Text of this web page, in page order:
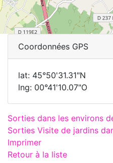
Coordonnées GPS
lat: 45°50'31.31"N
lng: 00°41'10.07"O
Sorties dans les environs
Sorties Visite de jardins
Imprimer
Retour à la liste